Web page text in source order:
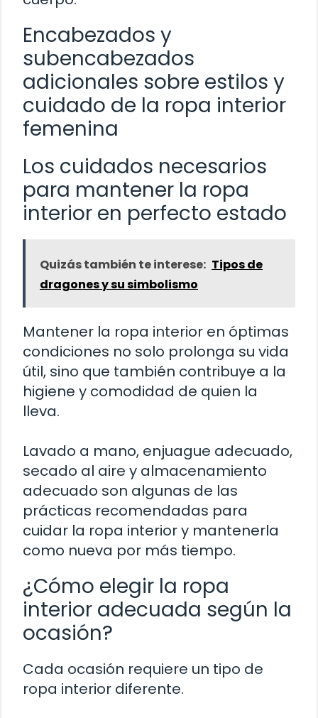
Encabezados y
subencabezados
adicionales sobre estilos y
cuidado de la ropa interior
femenina
Los cuidados necesarios
para mantener la ropa
interior en perfecto estado
Quizás también te interese: Tipos de
dragones y su simbolismo
Mantener la ropa interior en óptimas
condiciones no solo prolonga su vida
útil, sino que también contribuye a la
higiene y comodidad de quien la
lleva.
Lavado a mano, enjuague adecuado,
secado al aire y almacenamiento
adecuado son algunas de las
prácticas recomendadas para
cuidar la ropa interior y mantenerla
como nueva por más tiempo.
¿Cómo elegir la ropa
interior adecuada según la
ocasión?
Cada ocasión requiere un tipo de
ropa interior diferente.